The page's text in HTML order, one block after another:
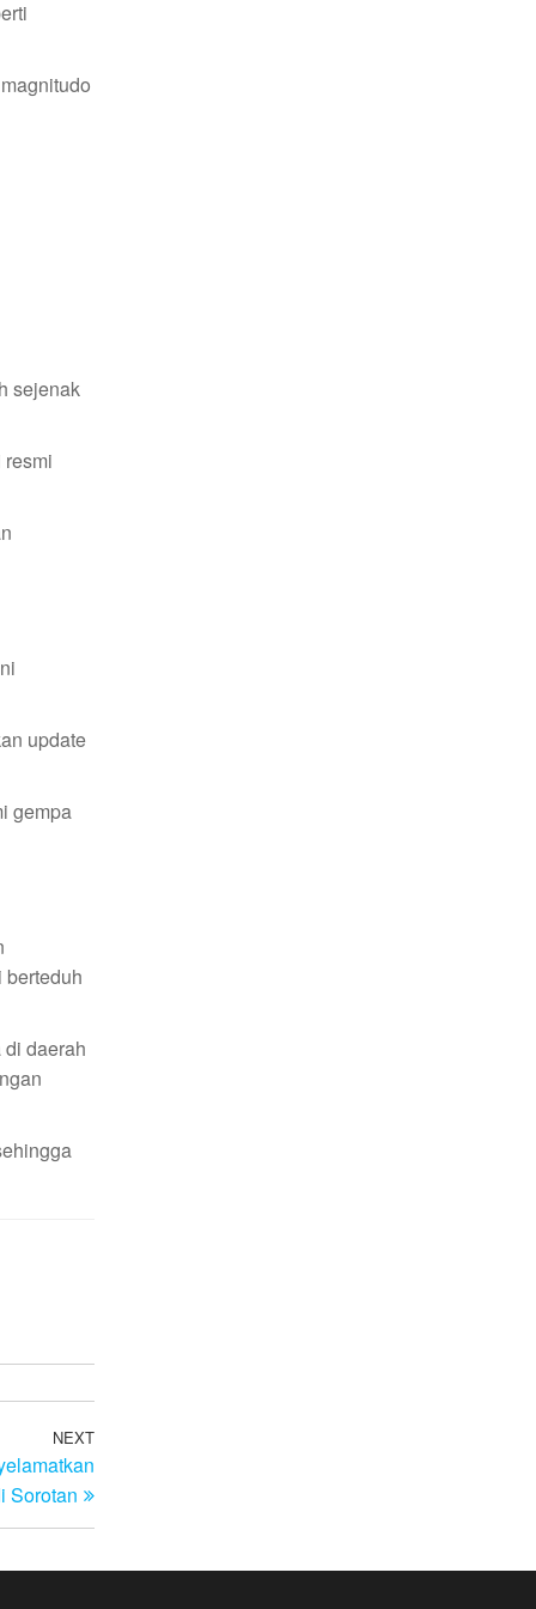
sejenak
update
gempa
berteduh
daerah
Next
Post
NEXT
Sorotan